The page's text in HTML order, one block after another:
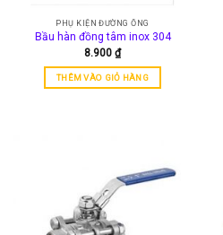
PHỤ KIỆN ĐƯỜNG ỐNG
Bầu hàn đồng tâm inox 304
8.900 ₫
THÊM VÀO GIỎ HÀNG